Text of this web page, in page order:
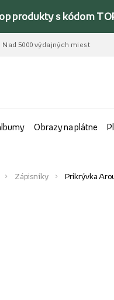
produkty s kódom
Nad 5000 výdajných miest
Obrazy na plátne
Zápisníky Prikrývka